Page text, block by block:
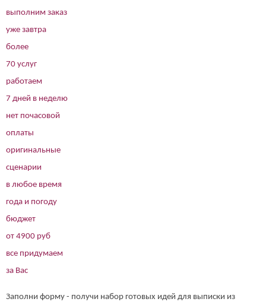
выполним заказ
уже завтра
более
70 услуг
работаем
7 дней в неделю
нет почасовой
оплаты
оригинальные
сценарии
в любое время
года и погоду
бюджет
от 4900 руб
все придумаем
за Вас
Заполни форму - получи набор готовых идей для выписки из